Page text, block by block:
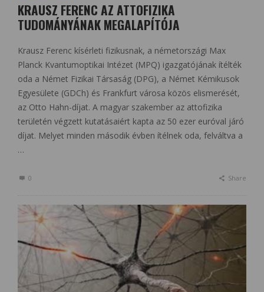
KRAUSZ FERENC AZ ATTOFIZIKA
TUDOMÁNYÁNAK MEGALAPÍTÓJA
Krausz Ferenc kísérleti fizikusnak, a németországi Max
Planck Kvantumoptikai Intézet (MPQ) igazgatójának ítélték
oda a Német Fizikai Társaság (DPG), a Német Kémikusok
Egyesülete (GDCh) és Frankfurt városa közös elismerését,
az Otto Hahn-díjat. A magyar szakember az attofizika
területén végzett kutatásaiért kapta az 50 ezer euróval járó
díjat. Melyet minden második évben ítélnek oda, felváltva a
…
0 Share